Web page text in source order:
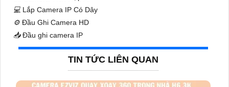
💻 Lắp Camera IP Có Dây
⚙️ Đầu Ghi Camera HD
📥Đầu ghi camera IP
TIN TỨC LIÊN QUAN